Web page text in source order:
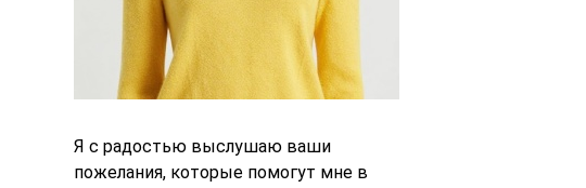
Я с радостью выслушаю ваши
пожелания, которые помогут мне в